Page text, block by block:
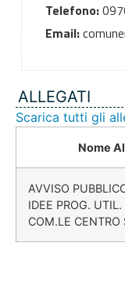
Telefono:
Email:
ALLEGATI
Scarica tutti gli
Nome
AVVISO
IDEE PROG.
COM.LE CENTRO